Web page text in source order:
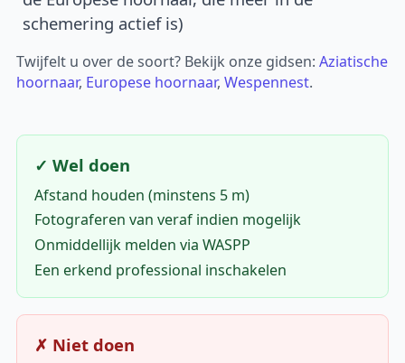
schemering actief is)
Twijfelt u over de soort? Bekijk onze gidsen:Aziatische
hoornaar, Europese hoornaar,Wespennest.
✓ Wel doen
Afstand houden (minstens 5 m)
Fotograferen van veraf indien mogelijk
Onmiddellijk melden via WASPP
Een erkend professional inschakelen
✗ Niet doen